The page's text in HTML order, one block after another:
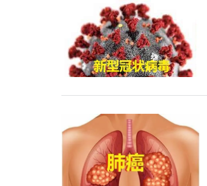
Cosentyx 可善挺
BCMA
乳腺癌 B细胞成熟
Imfinzi
PD-L1 肿瘤免疫疗法
Scynexis
VVC 三萜
177Lu-PSMA-617
mCRPC